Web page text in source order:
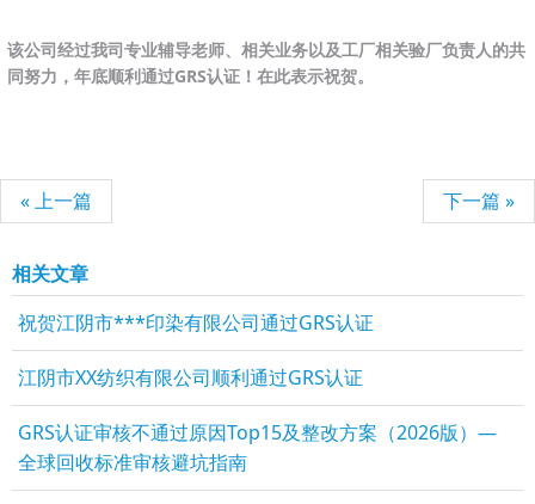
该公司经过我司专业辅导老师、相关业务以及工厂相关验厂负责人的共
同努力，年底顺利通过GRS认证！在此表示祝贺。
« 上一篇 下一篇 »
相关文章
祝贺江阴市***印染有限公司通过GRS认证
江阴市XX纺织有限公司顺利通过GRS认证
GRS认证审核不通过原因Top15及整改方案（2026版）—
全球回收标准审核避坑指南